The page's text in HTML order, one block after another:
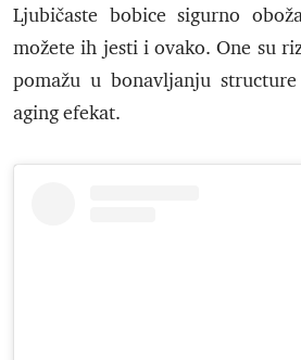
Ljubičaste bobice sigurno
možete ih jesti i ovako. One su
pomažu u bonavljanju
aging efekat.